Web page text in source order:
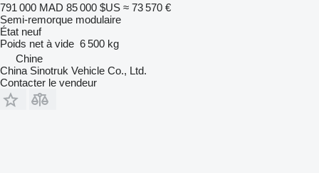
791 000 MAD 85 000 $US ≈ 73 570 €
Semi-remorque modulaire
État neuf
Poids net à vide 6 500 kg
Chine
China Sinotruk Vehicle Co., Ltd.
Contacter le vendeur